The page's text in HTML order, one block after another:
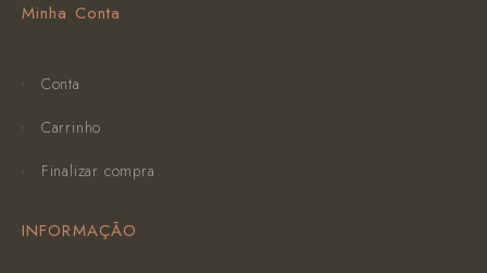
Minha Conta
Conta
Carrinho
Finalizar compra
INFORMAÇÃO